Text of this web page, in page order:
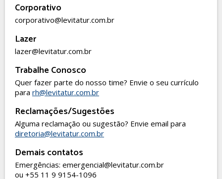
Corporativo
corporativo@levitatur.com.br
Lazer
lazer@levitatur.com.br
Trabalhe Conosco
Quer fazer parte do nosso time? Envie o seu currículo
para rh@levitatur.com.br
Reclamações/Sugestões
Alguma reclamação ou sugestão? Envie email para
diretoria@levitatur.com.br
Demais contatos
Emergências: emergencial@levitatur.com.br
ou +55 11 9 9154-1096